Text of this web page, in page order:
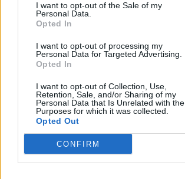
I want to opt-out of the Sale of my
Personal Data.
Opted In
I want to opt-out of processing my
Personal Data for Targeted Advertising.
Opted In
I want to opt-out of Collection, Use,
Retention, Sale, and/or Sharing of my
Personal Data that Is Unrelated with the
Purposes for which it was collected.
Opted Out
CONFIRM